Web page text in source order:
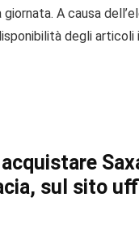
A causa
degli articoli
acquistare
sul sito